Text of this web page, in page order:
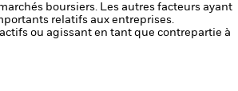
boursiers. Les autres facteurs ayant
relatifs aux entreprises.
ou agissant en tant que contrepartie à